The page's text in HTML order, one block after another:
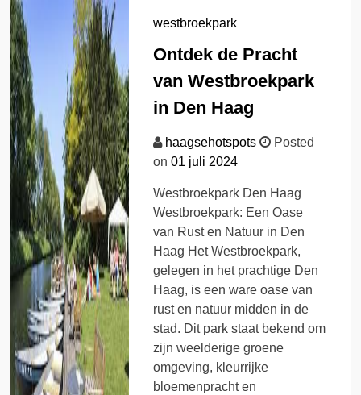
westbroekpark
Ontdek de Pracht
van Westbroekpark
in Den Haag
haagsehotspots
Posted
on01 juli 2024
Westbroekpark Den Haag
Westbroekpark: Een Oase
van Rust en Natuur in Den
Haag Het Westbroekpark,
gelegen in het prachtige Den
Haag, is een ware oase van
rust en natuur midden in de
stad. Dit park staat bekend om
zijn weelderige groene
omgeving, kleurrijke
bloemenpracht en